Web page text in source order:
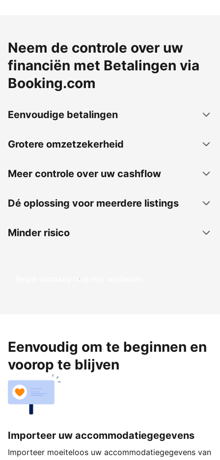
Neem de controle over uw
financiën met Betalingen via
Booking.com
Eenvoudige betalingen
Grotere omzetzekerheid
Meer controle over uw cashflow
Dé oplossing voor meerdere listings
Minder risico
Begin vandaag nog met verdienen
Eenvoudig om te beginnen en
voorop te blijven
Importeer uw accommodatiegegevens
Importeer moeiteloos uw accommodatiegegevens van